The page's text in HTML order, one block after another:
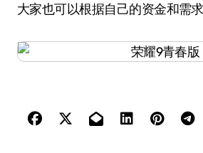
大家也可以根据自己的资金和需求